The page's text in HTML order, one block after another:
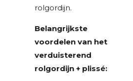
rolgordijn.
Belangrijkste
voordelen van het
verduisterend
rolgordijn + plissé: